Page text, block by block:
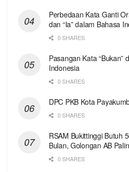
Perbedaan Kata Ganti
dan “Ia” dalam Bahasa
0 SHARES
Pasangan Kata “Bukan”
Indonesia
0 SHARES
DPC PKB Kota
0 SHARES
RSAM Bukittinggi Butuh
Bulan, Golongan AB
0 SHARES